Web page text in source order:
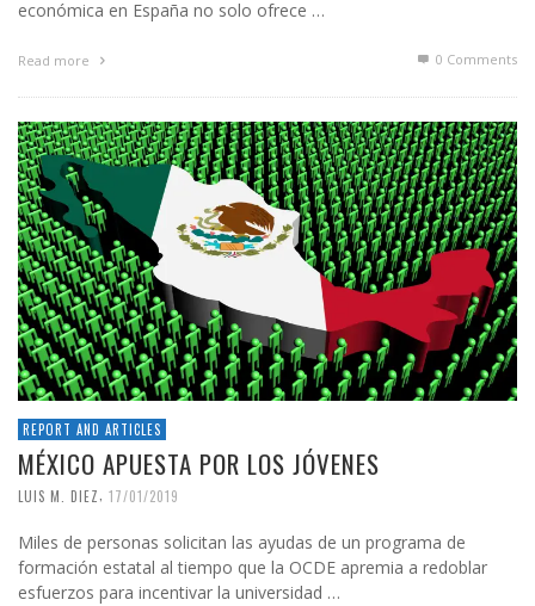
económica en España no solo ofrece …
Read more 0 Comments
REPORT AND ARTICLES
MÉXICO APUESTA POR LOS JÓVENES
LUIS M. DIEZ, 17/01/2019
Miles de personas solicitan las ayudas de un programa de
formación estatal al tiempo que la OCDE apremia a redoblar
esfuerzos para incentivar la universidad …